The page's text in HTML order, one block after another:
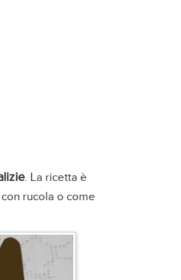
. La ricetta è
rucola o come